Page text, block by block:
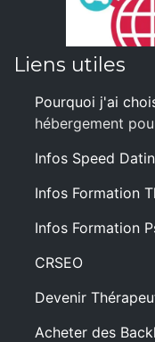
Liens utiles
Pourquoi j'ai
hébergement
Infos Speed
Infos Formation
Infos Formation
CRSEO
Devenir
Acheter des